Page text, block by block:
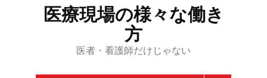
医療現場の様々な働き
方
医者・看護師だけじゃない